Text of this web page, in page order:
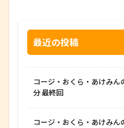
最近の投稿
コージ・おくら・あけみん
分 最終回
コージ・おくら・あけみん